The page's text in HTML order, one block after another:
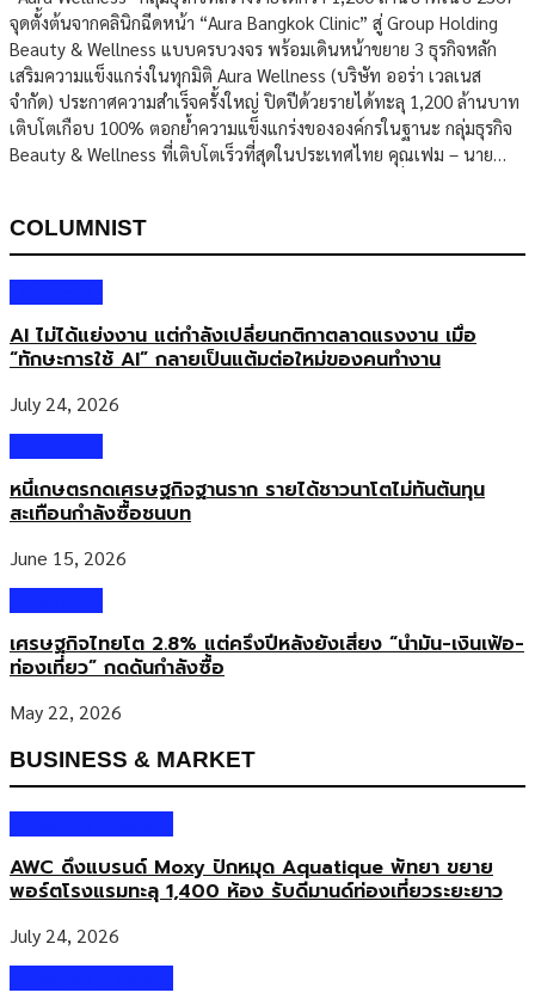
วิกฤต และองค์กรมีความภาคภูมิใจที่ได้เป็นส่วนหนึ่งในการผลักดัน
ศักยภาพของคนรุ่นใหม่ที่ใช้เทคโนโลยีเพื่อประโยชน์ของส่วนรวม โดยได้
มอบทุนการศึกษารวม 100,000 บาท ให้แก่นายพัชรศิริ สีชาติ นิสิต
จุฬาลงกรณ์มหาวิทยาลัย ผู้พัฒนาแพลตฟอร์ม […]
จุดตั้งต้นจากคลินิกฉีดหน้า “Aura Bangkok Clinic” สู่ Group Holding
Beauty & Wellness แบบครบวงจร พร้อมเดินหน้าขยาย 3 ธุรกิจหลัก
เสริมความแข็งแกร่งในทุกมิติ Aura Wellness (บริษัท ออร่า เวลเนส
จำกัด) ประกาศความสำเร็จครั้งใหญ่ ปิดปีด้วยรายได้ทะลุ 1,200 ล้านบาท
เติบโตเกือบ 100% ตอกย้ำความแข็งแกร่งขององค์กรในฐานะ กลุ่มธุรกิจ
Beauty & Wellness ที่เติบโตเร็วที่สุดในประเทศไทย คุณเฟม – นาย
อย่างก้าวกระโดดของเรา จากจุดเริ่มต้นที่ Aura Bangkok Clinic […]
COLUMNIST
AI ไม่ได้แย่งงาน แต่กำลังเปลี่ยนกติกาตลาดแรงงาน เมื่อ
“ทักษะการใช้ AI” กลายเป็นแต้มต่อใหม่ของคนทำงาน
July 24, 2026
หนี้เกษตรกดเศรษฐกิจฐานราก รายได้ชาวนาโตไม่ทันต้นทุน
สะเทือนกำลังซื้อชนบท
June 15, 2026
เศรษฐกิจไทยโต 2.8% แต่ครึ่งปีหลังยังเสี่ยง “น้ำมัน-เงินเฟ้อ-
ท่องเที่ยว” กดดันกำลังซื้อ
May 22, 2026
BUSINESS & MARKET
AWC ดึงแบรนด์ Moxy ปักหมุด Aquatique พัทยา ขยาย
พอร์ตโรงแรมทะลุ 1,400 ห้อง รับดีมานด์ท่องเที่ยวระยะยาว
July 24, 2026